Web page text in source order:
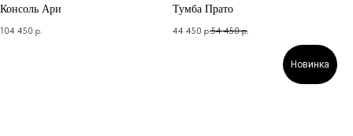
Консоль Ари
104 450 р.
Тумба Прато
44 450 р.54 450 р.
Новинка